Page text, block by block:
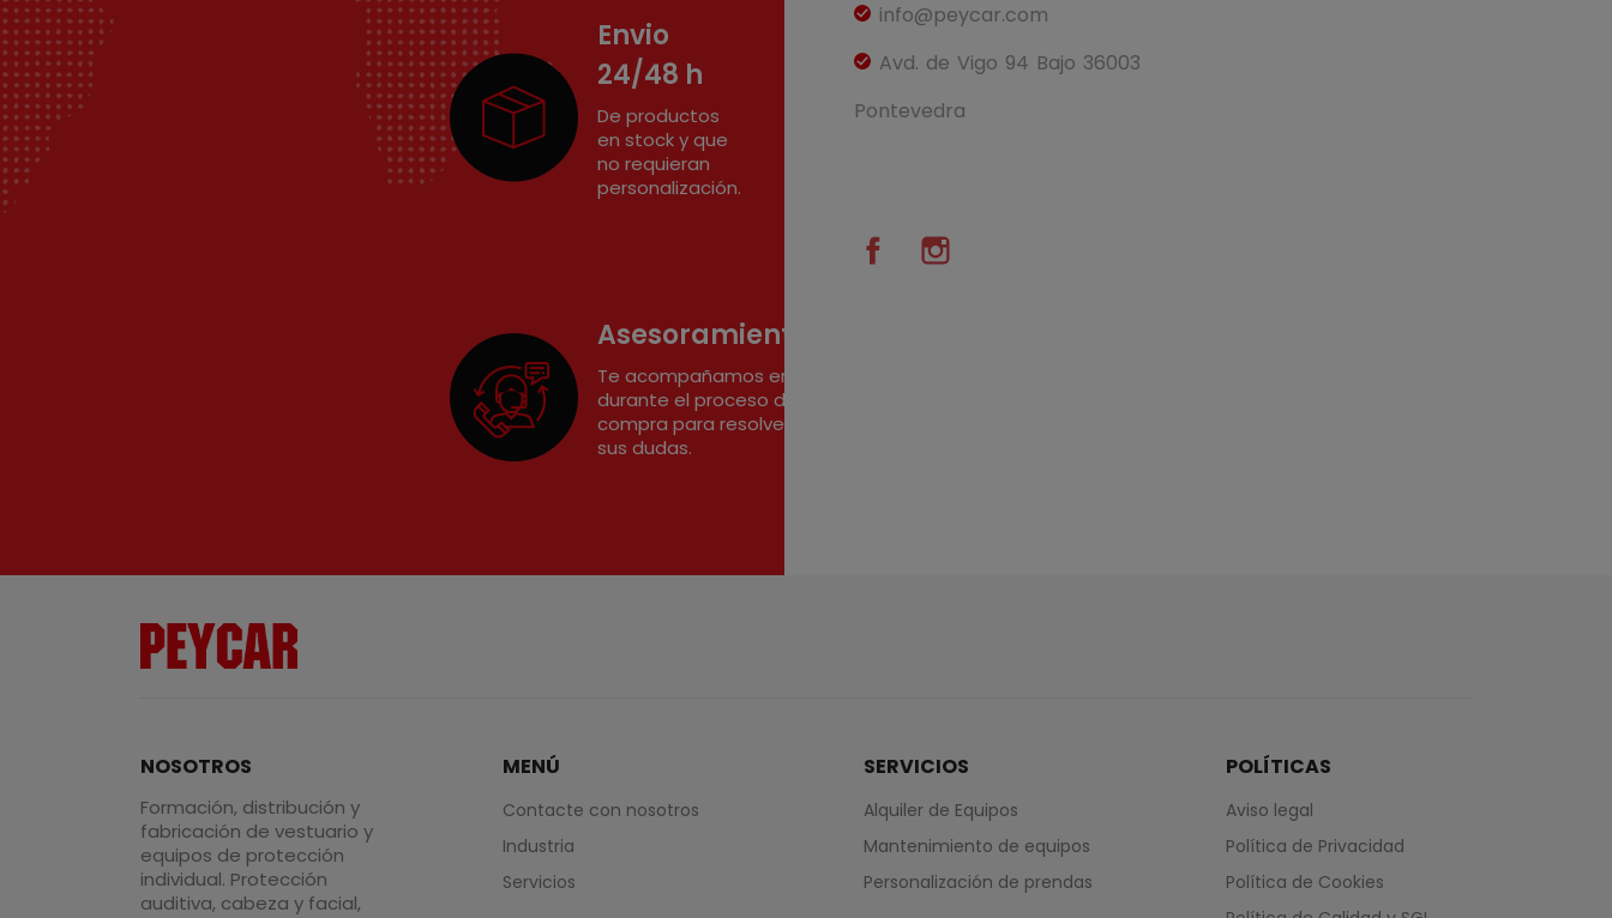
Envio
24/48 h
De productos
en stock y que
no requieran
personalización.
Asesoramiento
Te acompañamos en
durante el proceso de
compra para resolver
sus dudas.
info@peycar.com
Avd. de Vigo 94 Bajo 36003
Pontevedra
Facebook
NOSOTROS
Formación, distribución y
fabricación de vestuario y
equipos de protección
individual. Protección
auditiva, cabeza y facial,
MENÚ
Contacte con nosotros
Industria
Servicios
SERVICIOS
Alquiler de Equipos
Mantenimiento de equipos
Personalización de prendas
POLÍTICAS
Aviso legal
Política de Privacidad
Política de Cookies